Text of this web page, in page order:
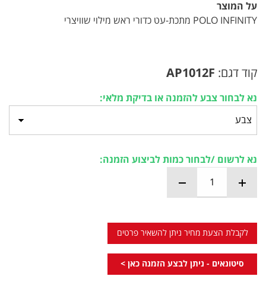
על המוצר
POLO INFINITY מתכת-עט כדורי ראש מילוי שוויצרי
קוד דגם: AP1012F
נא לבחור צבע להזמנה או בדיקת מלאי:
נא לרשום /לבחור כמות לביצוע הזמנה:
לקבלת הצעת מחיר ניתן להשאיר פרטים
סיטונאים - ניתן לבצע הזמנה כאן >